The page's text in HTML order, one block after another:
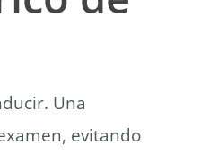
Una
evitando